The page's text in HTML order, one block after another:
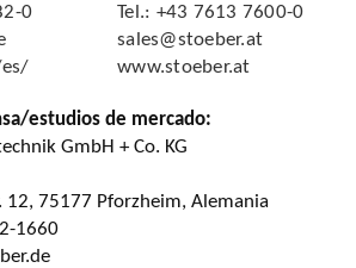
0
Tel.: +43 7613 7600-0
sales@stoeber.at
www.stoeber.at
estudios de mercado:
GmbH + Co. KG
12, 75177 Pforzheim, Alemania
1660